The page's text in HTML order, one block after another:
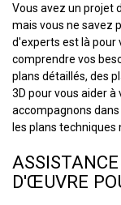
Vous avez un projet
mais vous ne savez
d'experts est là pour
comprendre vos
plans détaillés, des
3D pour vous aider à
accompagnons
les plans techniques
D'ŒUVRE